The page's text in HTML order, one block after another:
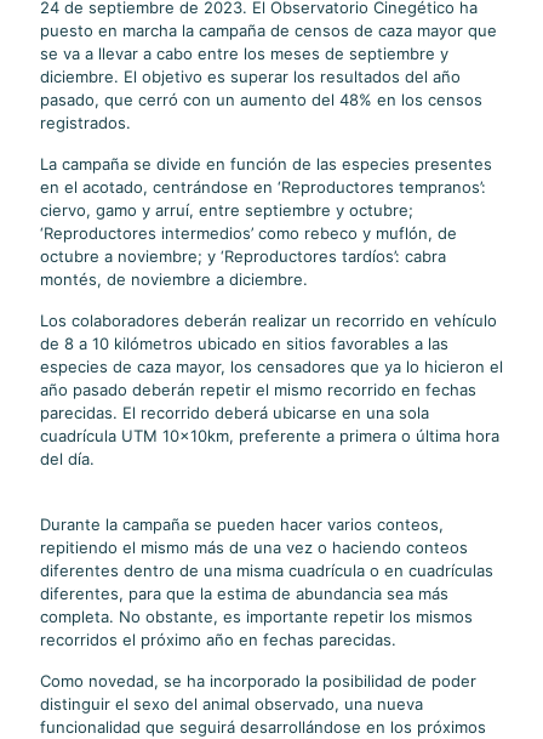
24 de septiembre de 2023. El Observatorio Cinegético ha
puesto en marcha la campaña de censos de caza mayor que
se va a llevar a cabo entre los meses de septiembre y
diciembre. El objetivo es superar los resultados del año
pasado, que cerró con un aumento del 48% en los censos
registrados.
La campaña se divide en función de las especies presentes
en el acotado, centrándose en ‘Reproductores tempranos’:
ciervo, gamo y arruí, entre septiembre y octubre;
‘Reproductores intermedios’ como rebeco y muflón, de
octubre a noviembre; y ‘Reproductores tardíos’: cabra
montés, de noviembre a diciembre.
Los colaboradores deberán realizar un recorrido en vehículo
de 8 a 10 kilómetros ubicado en sitios favorables a las
especies de caza mayor, los censadores que ya lo hicieron el
año pasado deberán repetir el mismo recorrido en fechas
parecidas. El recorrido deberá ubicarse en una sola
cuadrícula UTM 10x10km, preferente a primera o última hora
del día.
Durante la campaña se pueden hacer varios conteos,
repitiendo el mismo más de una vez o haciendo conteos
diferentes dentro de una misma cuadrícula o en cuadrículas
diferentes, para que la estima de abundancia sea más
completa. No obstante, es importante repetir los mismos
recorridos el próximo año en fechas parecidas.
Como novedad, se ha incorporado la posibilidad de poder
distinguir el sexo del animal observado, una nueva
funcionalidad que seguirá desarrollándose en los próximos